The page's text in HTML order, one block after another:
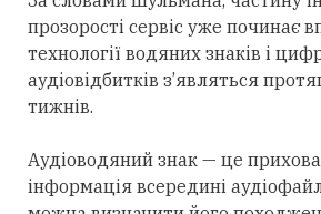
прозорості сервіс уже починає
технології водяних знаків і
аудіовідбитків з’являться
тижнів.
Аудіоводяний знак — це
інформація всередині